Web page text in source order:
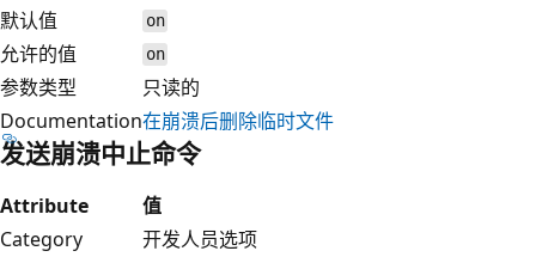
默认值
on
允许的值 on
参数类型
只读的
Documentation在崩溃后删除临时文件
发送崩溃中止命令
Attribute
值
Category
开发人员选项